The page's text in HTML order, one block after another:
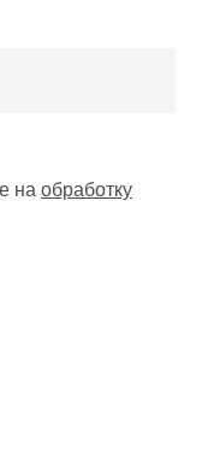
на обработку